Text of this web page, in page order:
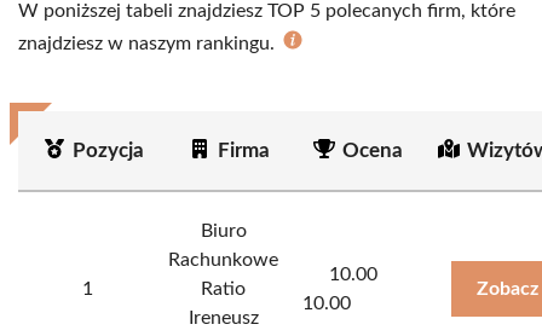
W poniższej tabeli znajdziesz TOP 5 polecanych firm, które
znajdziesz w naszym rankingu.
Pozycja Firma Ocena
1
Biuro
Rachunkowe
Ratio
Ireneusz
10.00
10.00